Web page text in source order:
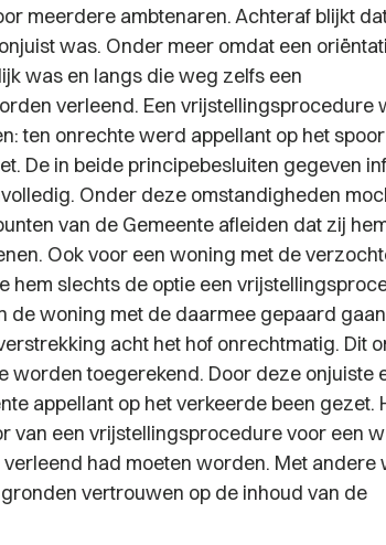
meerdere ambtenaren. Achteraf blijkt
was. Onder meer omdat een
was en langs die weg zelfs een
verleend. Een vrijstellingsprocedure
ten onrechte werd appellant op het
De in beide principebesluiten gegeven
Onder deze omstandigheden
van de Gemeente afleiden dat zij
Ook voor een woning met de
hem slechts de optie een
de woning met de daarmee gepaard
acht het hof onrechtmatig. Dit
worden toegerekend. Door deze onjuiste
appellant op het verkeerde been gezet.
van een vrijstellingsprocedure voor een
had moeten worden. Met andere
vertrouwen op de inhoud van de